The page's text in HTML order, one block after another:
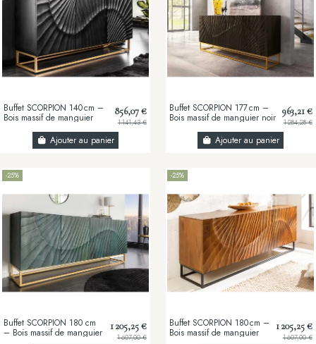
Buffet SCORPION 140 cm –
Bois massif de manguier
piètement doré
856,07 €
1 141,43 €
Ajouter au panier
Buffet SCORPION 177 cm –
Bois massif de manguier noir
963,21 €
1 284,28 €
Ajouter au panier
-25%
Buffet SCORPION 180 cm
– Bois massif de manguier
1 205,25 €
1 607,00 €
-25%
Buffet SCORPION 180 cm –
Bois massif de manguier
1 205,25 €
1 607,00 €